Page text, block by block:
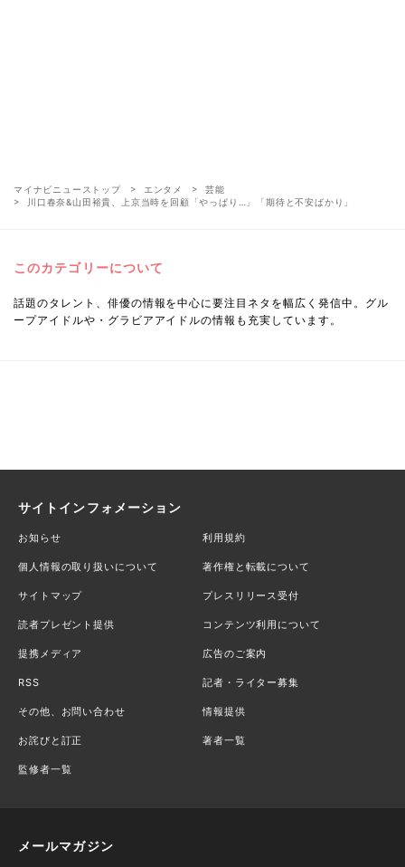
マイナビニューストップ エンタメ
芸能
川口春奈&山田裕貴、上京当時を回顧「やっぱり…」「期待と不安ばかり」
このカテゴリーについて
話題のタレント、俳優の情報を中心に要注目ネタを幅広く発信中。グル
ープアイドルや・グラビアアイドルの情報も充実しています。
サイトインフォメーション
お知らせ 利用規約
個人情報の取り扱いについて 著作権と転載について
サイトマップ プレスリリース受付
読者プレゼント提供 コンテンツ利用について
提携メディア 広告のご案内
RSS 記者・ライター募集
その他、お問い合わせ 情報提供
お詫びと訂正 著者一覧
監修者一覧
メールマガジン